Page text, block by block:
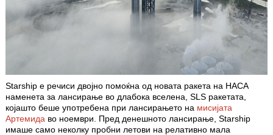
Starship е речиси двојно помоќнa од новата ракета на НАСА
наменета за лансирање во длабока вселена, SLS ракетата,
којашто беше употребена при лансирањето на мисијата
Артемида во ноември. Пред денешното лансирање, Starship
имаше само неколку пробни летови на релативно мала